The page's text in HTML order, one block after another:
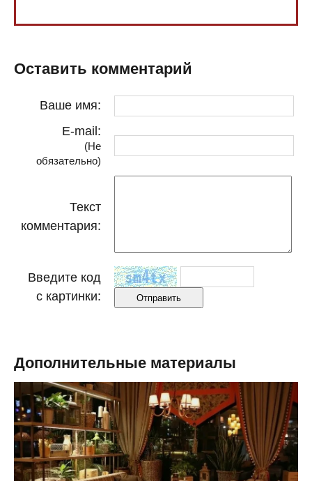
Оставить комментарий
Ваше имя:
E-mail:
(Не
обязательно)
Текст
комментария:
Введите код
с картинки:
Дополнительные материалы